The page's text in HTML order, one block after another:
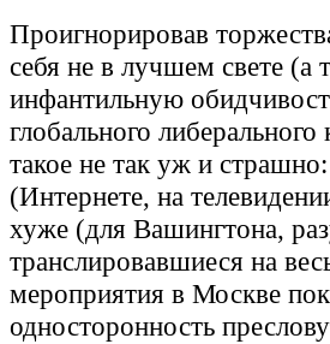
Проигнорировав
себя не в лучшем свете (а
инфантильную
глобального
такое не так уж и страшно:
(Интернете, на
хуже (для Вашингтона,
транслировавшиеся на
мероприятия в Москве
односторонность